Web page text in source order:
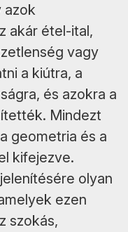
azok
akár étel-ital,
vagy
a kiútra, a
és azokra a
Mindezt
geometria és a
kifejezve.
olyan
ezen
szokás,